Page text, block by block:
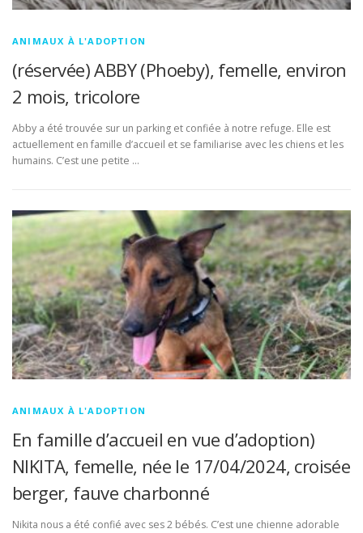
ANIMAUX À L'ADOPTION
(réservée) ABBY (Phoeby), femelle, environ
2 mois, tricolore
Abby a été trouvée sur un parking et confiée à notre refuge. Elle est
actuellement en famille d’accueil et se familiarise avec les chiens et les
humains. C’est une petite …
ANIMAUX À L'ADOPTION
En famille d’accueil en vue d’adoption)
NIKITA, femelle, née le 17/04/2024, croisée
berger, fauve charbonné
Nikita nous a été confié avec ses 2 bébés. C’est une chienne adorable